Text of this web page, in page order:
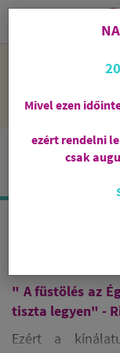
NAPSZARVAS
i
" A füstölés az
tiszta legyen" -
Ezért a
Mivel ezen
ezért rendelni
csak